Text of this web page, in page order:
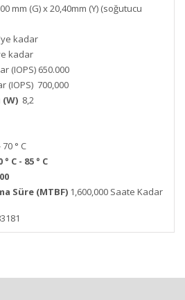
mm (G) x 20,40mm (Y) (soğutucu
kadar
kadar
(IOPS) 650.000
(IOPS) 700,000
(W) 8,2
70 ° C
C - 85 ° C
Süre (MTBF) 1,600,000 Saate Kadar